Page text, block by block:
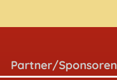
Partner/Sponsoren